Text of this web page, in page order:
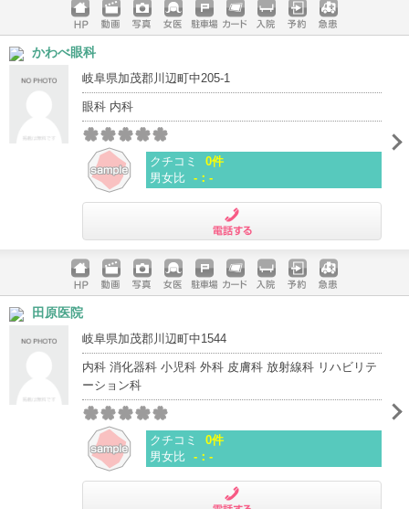
ホームペ
ージ
動画 写真 女医 駐車場
クレジッ
入院 予約 急患
かわべ眼科
岐阜県加茂郡川辺町中205-1
眼科 内科
クチコミ
0件
男女比 -：-
ホームペ
ージ
動画 写真 女医 駐車場
クレジッ
入院 予約 急患
田原医院
岐阜県加茂郡川辺町中1544
内科 消化器科 小児科 外科 皮膚科 放射線科 リハビリテ
ーション科
クチコミ
0件
男女比 -：-